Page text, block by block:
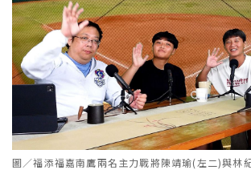
圖／福添福嘉南鷹兩名主力戰將陳靖瑜(左二)與林